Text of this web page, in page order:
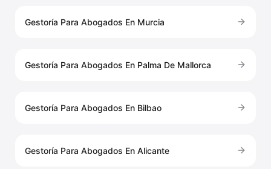
Gestoría Para Abogados En Murcia
Gestoría Para Abogados En Palma De Mallorca
Gestoría Para Abogados En Bilbao
Gestoría Para Abogados En Alicante